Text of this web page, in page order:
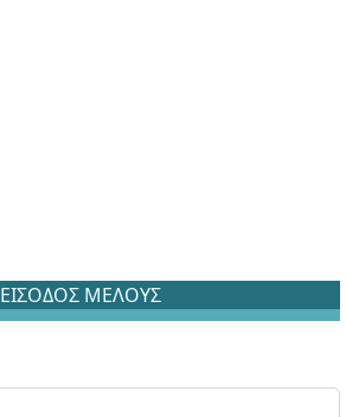
ΕΙΣΟΔΟΣ ΜΕΛΟΥΣ